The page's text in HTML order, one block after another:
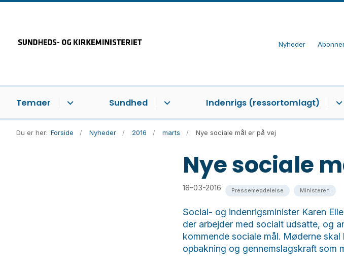
Nyheder
Temaer Sundhed Indenrigs (ressortomlagt)
Du er her: Forside Nyheder 2016 marts Nye sociale mål er på vej
Nye sociale
18-03-2016 Pressemeddelelse Ministeren
Social- og indenrigsminister Karen
der arbejder med socialt udsatte, og
kommende sociale mål. Møderne
opbakning og gennemslagskraft som